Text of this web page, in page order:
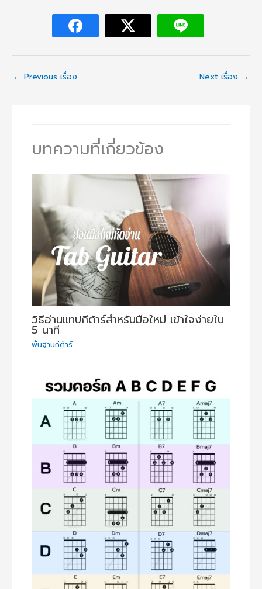
← Previous เรื่อง Next เรื่อง →
บทความที่เกี่ยวข้อง
วิธีอ่านแทปกีต้าร์สำหรับมือใหม่ เข้าใจง่ายใน
5 นาที
พื้นฐานกีต้าร์